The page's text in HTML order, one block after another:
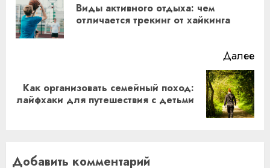
Виды активного отдыха: чем
отличается трекинг от хайкинга
Далее
Следующая
запись:
Как организовать семейный поход:
лайфхаки для путешествия с детьми
Добавить комментарий